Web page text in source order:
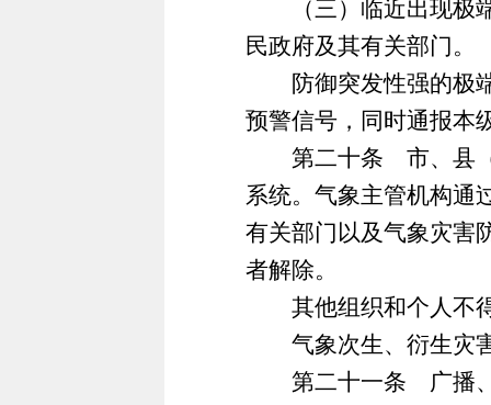
（三）临近出现极端
民政府及其有关部门。
防御突发性强的极端
预警信号，同时通报本
第二十条 市、县（
系统。气象主管机构通
有关部门以及气象灾害
者解除。
其他组织和个人不得
气象次生、衍生灾害
第二十一条 广播、